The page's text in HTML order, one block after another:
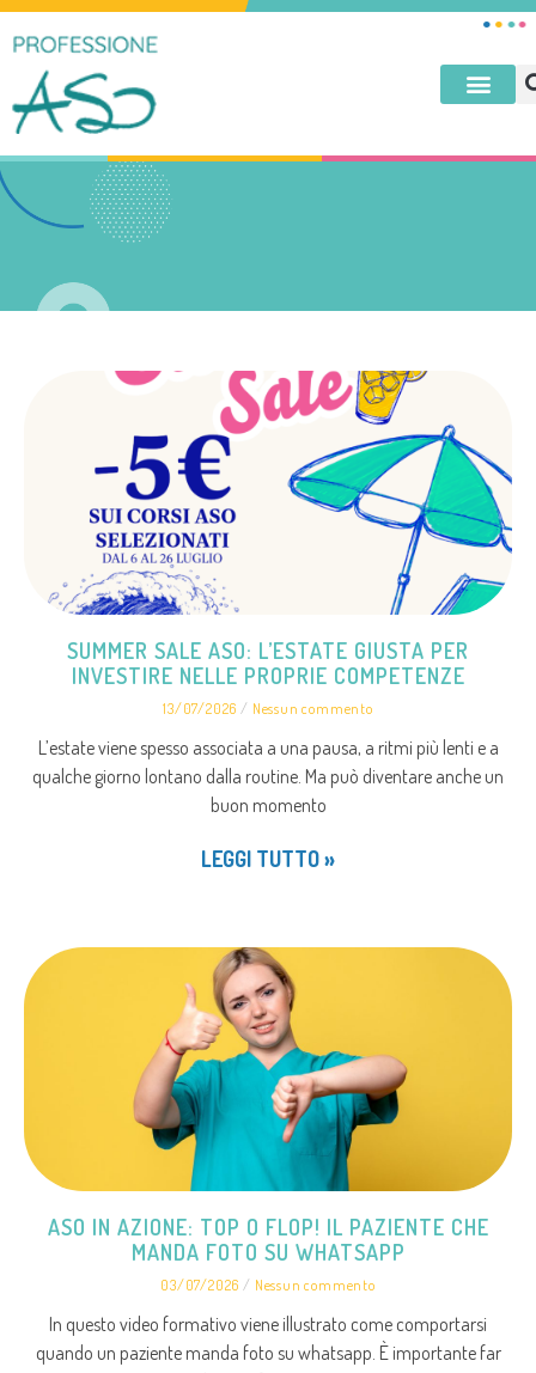
SUMMER SALE ASO: L’ESTATE GIUSTA PER
INVESTIRE NELLE PROPRIE COMPETENZE
13/07/2026 Nessun commento
L’estate viene spesso associata a una pausa, a ritmi più lenti e a
qualche giorno lontano dalla routine. Ma può diventare anche un
buon momento
LEGGI TUTTO »
ASO IN AZIONE: TOP O FLOP! IL PAZIENTE CHE
MANDA FOTO SU WHATSAPP
03/07/2026 Nessun commento
In questo video formativo viene illustrato come comportarsi
quando un paziente manda foto su whatsapp. È importante far